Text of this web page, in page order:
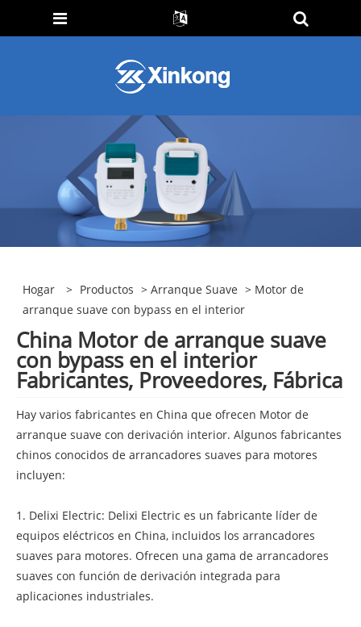
Hogar > Productos >Arranque Suave > Motor de
arranque suave con bypass en el interior
China Motor de arranque suave
con bypass en el interior
Fabricantes, Proveedores, Fábrica
Hay varios fabricantes en China que ofrecen Motor de
arranque suave con derivación interior. Algunos fabricantes
chinos conocidos de arrancadores suaves para motores
incluyen:
1. Delixi Electric: Delixi Electric es un fabricante líder de
equipos eléctricos en China, incluidos los arrancadores
suaves para motores. Ofrecen una gama de arrancadores
suaves con función de derivación integrada para
aplicaciones industriales.